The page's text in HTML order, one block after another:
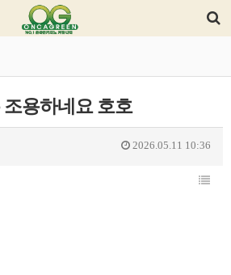
용하네요 호호
2026.05.11 10:36